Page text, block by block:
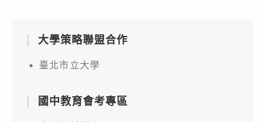
大學策略聯盟合作
臺北市立大學
國中教育會考專區